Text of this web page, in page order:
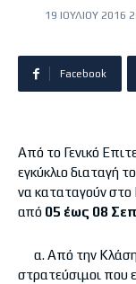
19 ΙΟΥΛΊΟΥ 2016
Facebook
Από το Γενικό
εγκύκλιο διαταγή
να καταταγούν στο
από 05 έως 08
α. Από την
στρατεύσιμοι που